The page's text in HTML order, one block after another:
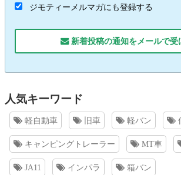
ジモティーメルマガにも登録する
新着投稿の通知をメールで受
人気キーワード
軽自動車 旧車 軽バン
キャンピングトレーラー MT車
JA11 インパラ 箱バン